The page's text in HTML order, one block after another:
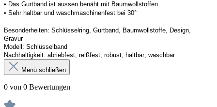
• Das Gurtband ist aussen benäht mit Baumwollstoffen
• Sehr haltbar und waschmaschinenfest bei 30°
Besonderheiten: Schlüsselring, Gurtband, Baumwollstoffe, Design,
Gravur
Modell: Schlüsselband
Nachhaltigkeit: abriebfest, reißfest, robust, haltbar, waschbar
Menü schließen
0 von 0 Bewertungen